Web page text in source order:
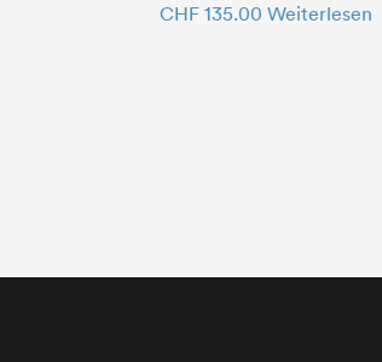
CHF 135.00 Weiterlesen